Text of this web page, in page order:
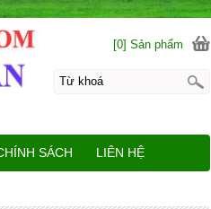
[0] Sản phẩm
SÁCH LIÊN HỆ